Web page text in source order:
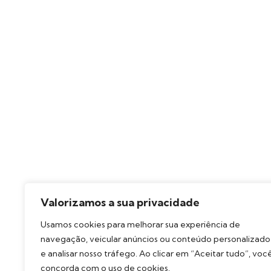
Valorizamos a sua privacidade
Usamos cookies para melhorar sua experiência de
navegação, veicular anúncios ou conteúdo personalizado
e analisar nosso tráfego. Ao clicar em “Aceitar tudo”,
concorda com o uso de cookies.